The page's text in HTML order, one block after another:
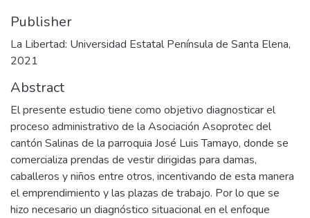
Publisher
La Libertad: Universidad Estatal Península de Santa Elena,
2021
Abstract
El presente estudio tiene como objetivo diagnosticar el
proceso administrativo de la Asociación Asoprotec del
cantón Salinas de la parroquia José Luis Tamayo, donde se
comercializa prendas de vestir dirigidas para damas,
caballeros y niños entre otros, incentivando de esta manera
el emprendimiento y las plazas de trabajo. Por lo que se
hizo necesario un diagnóstico situacional en el enfoque